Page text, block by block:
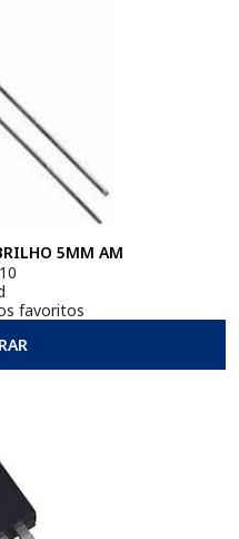
5MM AM
10
favoritos